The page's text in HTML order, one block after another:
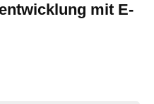
mit E-